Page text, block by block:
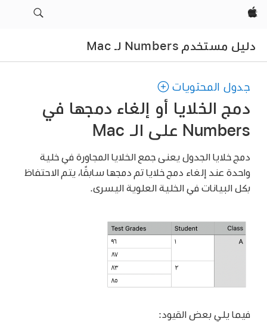
Apple‏
دليل مستخدم Numbers لـ Mac
جدول المحتويات
دمج الخلايا أو إلغاء دمجها في
Numbers على الـ Mac
دمج خلايا الجدول يعنى جمع الخلايا المجاورة في خلية
واحدة عند إلغاء دمج خلايا تم دمجها سابقًا، يتم الاحتفاظ
بكل البيانات في الخلية العلوية اليسرى.
فيما يلي بعض القيود: